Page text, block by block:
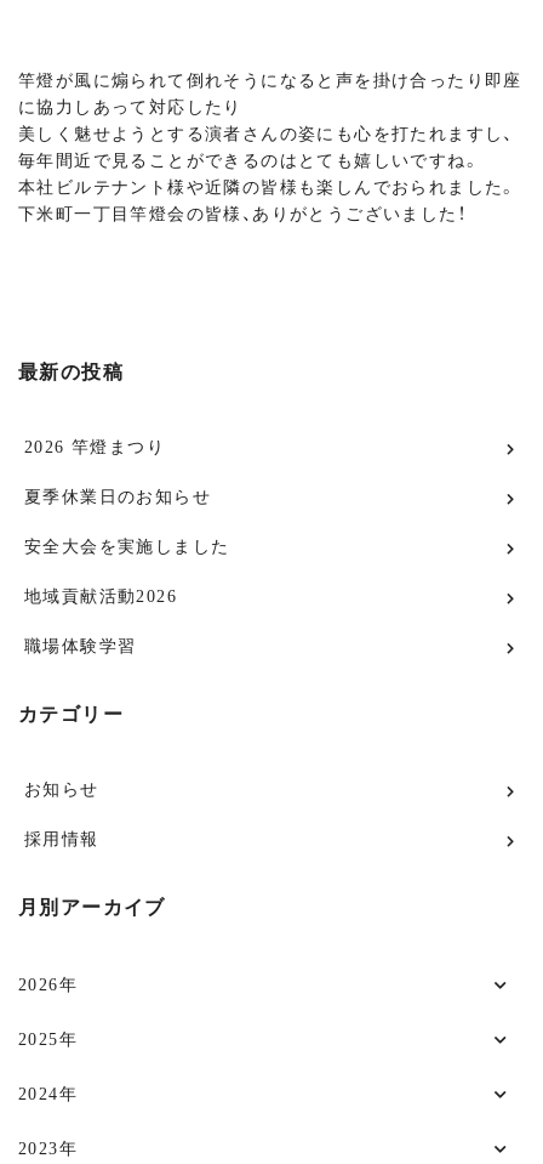
竿燈が風に煽られて倒れそうになると声を掛け合ったり即座
に協力しあって対応したり
美しく魅せようとする演者さんの姿にも心を打たれますし、
毎年間近で見ることができるのはとても嬉しいですね。
本社ビルテナント様や近隣の皆様も楽しんでおられました。
下米町一丁目竿燈会の皆様、ありがとうございました！
最新の投稿
2026 竿燈まつり
夏季休業日のお知らせ
安全大会を実施しました
地域貢献活動2026
職場体験学習
カテゴリー
お知らせ
採用情報
月別アーカイブ
2026年
2025年
2024年
2023年